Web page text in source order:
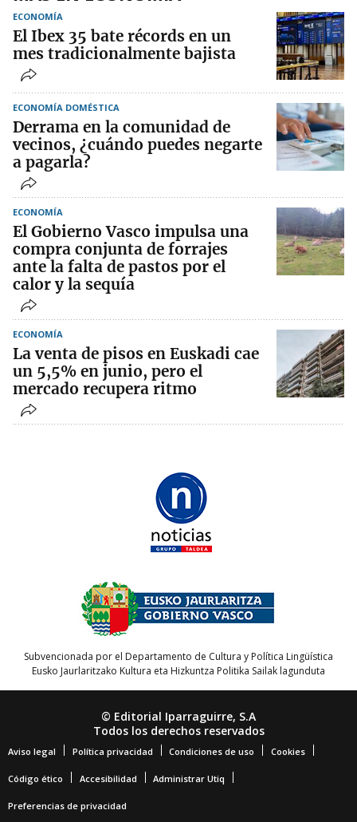
ECONOMÍA
El Ibex 35 bate récords en un
mes tradicionalmente bajista
ECONOMÍA DOMÉSTICA
Derrama en la comunidad de
vecinos, ¿cuándo puedes negarte
a pagarla?
ECONOMÍA
El Gobierno Vasco impulsa una
compra conjunta de forrajes
ante la falta de pastos por el
calor y la sequía
ECONOMÍA
La venta de pisos en Euskadi cae
un 5,5% en junio, pero el
mercado recupera ritmo
Subvencionada por el Departamento de Cultura y Política Lingüística
Eusko Jaurlaritzako Kultura eta Hizkuntza Politika Sailak lagunduta
© Editorial Iparraguirre, S.A
Todos los derechos reservados
Aviso legal Política privacidad Condiciones de uso Cookies
Código ético Accesibilidad Administrar Utiq
Preferencias de privacidad